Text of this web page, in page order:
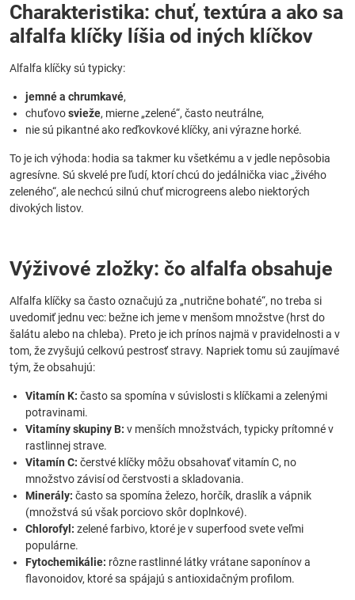
Charakteristika: chuť, textúra a ako sa
alfalfa klíčky líšia od iných klíčkov
Alfalfa klíčky sú typicky:
jemné a chrumkavé,
chuťovosvieže, mierne „zelené“, často neutrálne,
nie sú pikantné ako reďkovkové klíčky, ani výrazne horké.
To je ich výhoda: hodia sa takmer ku všetkému a v jedle nepôsobia
agresívne. Sú skvelé pre ľudí, ktorí chcú do jedálnička viac „živého
zeleného“, ale nechcú silnú chuť microgreens alebo niektorých
divokých listov.
Výživové zložky: čo alfalfa obsahuje
Alfalfa klíčky sa často označujú za „nutrične bohaté“, no treba si
uvedomiť jednu vec: bežne ich jeme v menšom množstve (hrst do
šalátu alebo na chleba). Preto je ich prínos najmä v pravidelnosti a v
tom, že zvyšujú celkovú pestrosť stravy. Napriek tomu sú zaujímavé
tým, že obsahujú:
Vitamín K: často sa spomína v súvislosti s klíčkami a zelenými
potravinami.
Vitamíny skupiny B: v menších množstvách, typicky prítomné v
rastlinnej strave.
Vitamín C: čerstvé klíčky môžu obsahovať vitamín C, no
množstvo závisí od čerstvosti a skladovania.
Minerály: často sa spomína železo, horčík, draslík a vápnik
(množstvá sú však porciovo skôr doplnkové).
Chlorofyl: zelené farbivo, ktoré je v superfood svete veľmi
populárne.
Fytochemikálie: rôzne rastlinné látky vrátane saponínov a
flavonoidov, ktoré sa spájajú s antioxidačným profilom.